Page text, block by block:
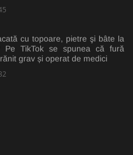
cu topoare, pietre şi bâte la
Pe TikTok se spunea că fură
grav și operat de medici